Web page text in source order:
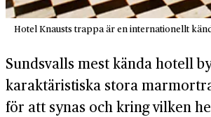
Hotel Knausts trappa är en internationellt
Sundsvalls mest kända hotell
karaktäristiska stora
för att synas och kring vilken